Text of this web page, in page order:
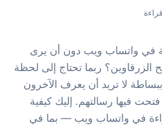
في واتساب ويب دون أن يرى
الزرقاوين؟ ربما تحتاج إلى لحظة
ببساطة لا تريد أن يعرف الآخرون
فتحت فيها رسالتهم. إليك كيفية
في واتساب ويب — بما في